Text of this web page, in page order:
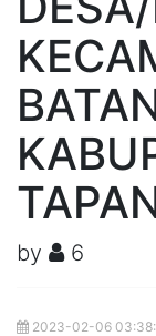
by 6
2023-02-06